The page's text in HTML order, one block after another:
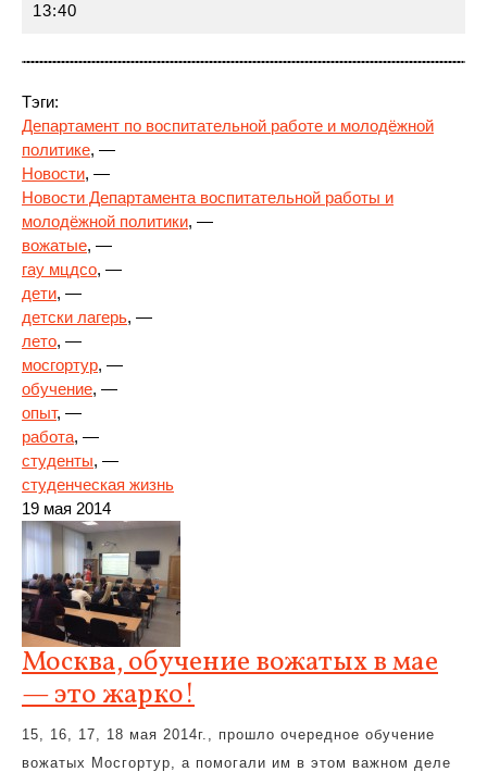
13:40
Тэги:
Департамент по воспитательной работе и молодёжной
политике, —
Новости, —
Новости Департамента воспитательной работы и
молодёжной политики, —
вожатые, —
гау мцдсо, —
дети, —
детски лагерь, —
лето, —
мосгортур, —
обучение, —
опыт, —
работа, —
студенты, —
студенческая жизнь
19 мая 2014
Москва, обучение вожатых в мае
— это жарко!
15, 16, 17, 18 мая 2014г., прошло очередное обучение
вожатых Мосгортур, а помогали им в этом важном деле